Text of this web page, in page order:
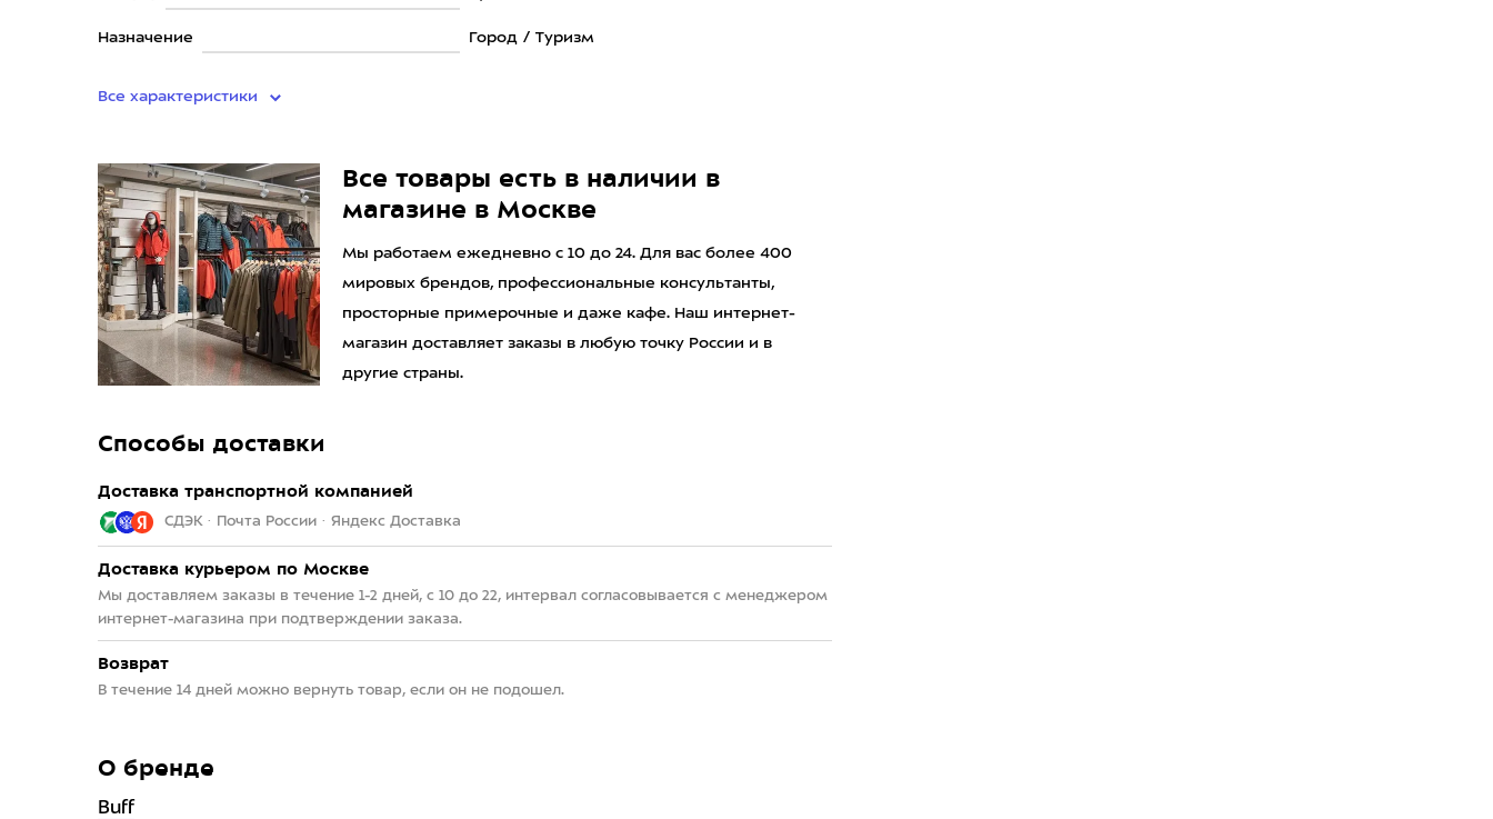
Назначение Город / Туризм
Все характеристики
Все товары есть в наличии в
магазине в Москве
Мы работаем ежедневно с 10 до 24. Для вас более 400
мировых брендов, профессиональные консультанты,
просторные примерочные и даже кафе. Наш интернет-
магазин доставляет заказы в любую точку России и в
другие страны.
Способы доставки
Доставка транспортной компанией
СДЭК · Почта России · Яндекс Доставка
Доставка курьером по Москве
Мы доставляем заказы в течение 1-2 дней, с 10 до 22, интервал согласовывается с менеджером
интернет-магазина при подтверждении заказа.
Возврат
В течение 14 дней можно вернуть товар, если он не подошел.
О бренде
Buff